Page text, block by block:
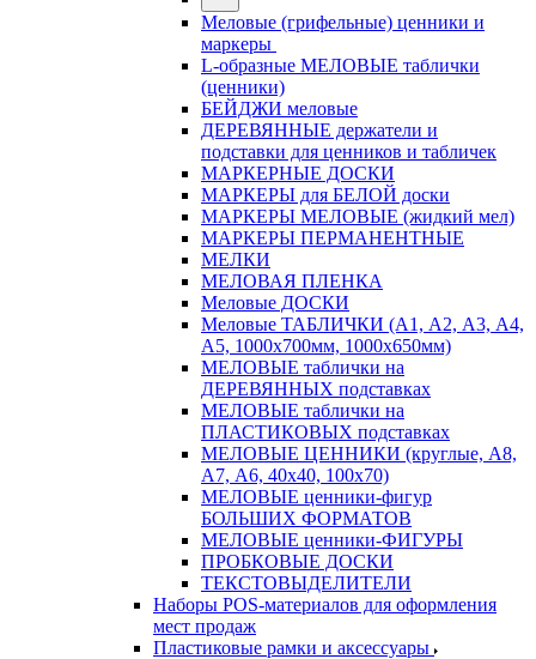
Меловые (грифельные) ценники и
маркеры
L-образные МЕЛОВЫЕ таблички
(ценники)
БЕЙДЖИ меловые
ДЕРЕВЯННЫЕ держатели и
подставки для ценников и табличек
МАРКЕРНЫЕ ДОСКИ
МАРКЕРЫ для БЕЛОЙ доски
МАРКЕРЫ МЕЛОВЫЕ (жидкий мел)
МАРКЕРЫ ПЕРМАНЕНТНЫЕ
МЕЛКИ
МЕЛОВАЯ ПЛЕНКА
Меловые ДОСКИ
Меловые ТАБЛИЧКИ (А1, А2, А3, А4,
А5, 1000х700мм, 1000х650мм)
МЕЛОВЫЕ таблички на
ДЕРЕВЯННЫХ подставках
МЕЛОВЫЕ таблички на
ПЛАСТИКОВЫХ подставках
МЕЛОВЫЕ ЦЕННИКИ (круглые, А8,
А7, А6, 40х40, 100х70)
МЕЛОВЫЕ ценники-фигур
БОЛЬШИХ ФОРМАТОВ
МЕЛОВЫЕ ценники-ФИГУРЫ
ПРОБКОВЫЕ ДОСКИ
ТЕКСТОВЫДЕЛИТЕЛИ
Наборы POS-материалов для оформления
мест продаж
Пластиковые рамки и аксессуары